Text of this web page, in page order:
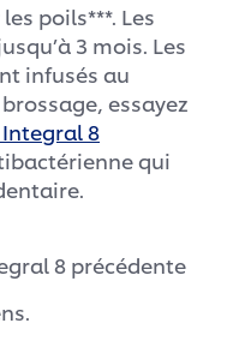
poils***. Les
3 mois. Les
infusés au
essayez
8
qui
8 précédente